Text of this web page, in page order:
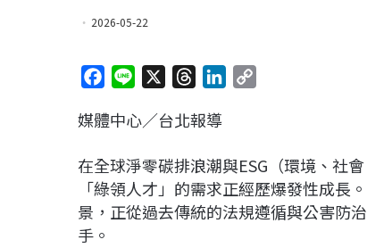
2026-05-22
c
b
o
o
n
r
a
d
s
e
d
I
L
i
n
媒體中心／台北報導
在全球淨零碳排浪潮與ESG（環境、社
「綠領人才」的需求正經歷爆發性成長
景，正從過去傳統的法規遵循與公害防
手。